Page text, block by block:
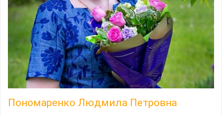
Пономаренко Людмила Петровна